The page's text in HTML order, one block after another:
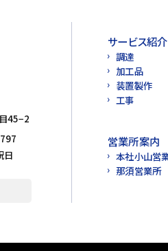
45−2
日
サービス紹介
調達
加工品
装置製作
工事
営業所案内
本社小山営
那須営業所